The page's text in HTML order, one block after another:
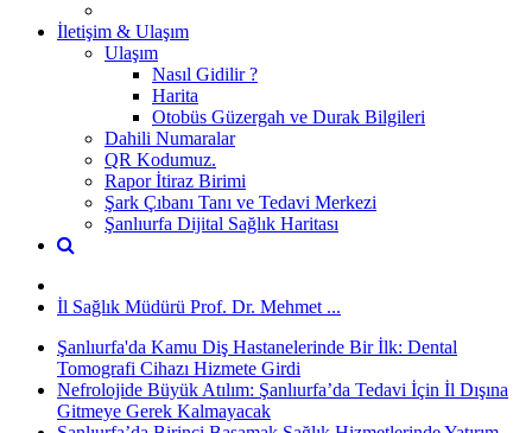
İletişim & Ulaşım
Ulaşım
Nasıl Gidilir ?
Harita
Otobüs Güzergah ve Durak Bilgileri
Dahili Numaralar
QR Kodumuz.
Rapor İtiraz Birimi
Şark Çıbanı Tanı ve Tedavi Merkezi
Şanlıurfa Dijital Sağlık Haritası
İl Sağlık Müdürü Prof. Dr. Mehmet ...
Şanlıurfa'da Kamu Diş Hastanelerinde Bir İlk: Dental
Tomografi Cihazı Hizmete Girdi
Nefrolojide Büyük Atılım: Şanlıurfa’da Tedavi İçin İl Dışına
Gitmeye Gerek Kalmayacak